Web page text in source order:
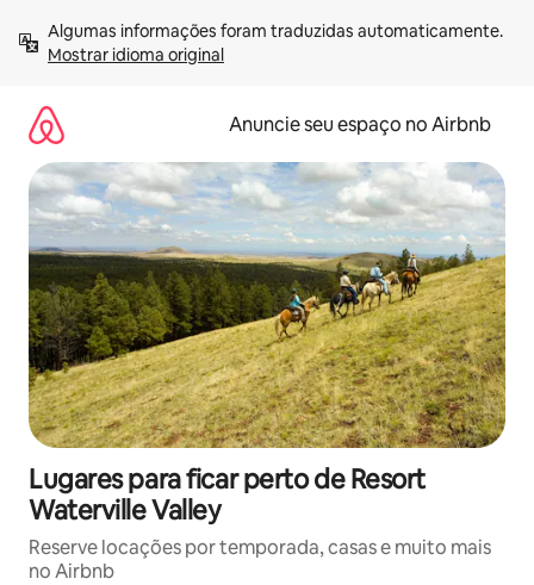
para
Mostrar idioma original
Anuncie seu espaço no Airbnb
Lugares para ficar perto de Resort
Waterville Valley
Reserve locações por temporada, casas e muito mais
no Airbnb